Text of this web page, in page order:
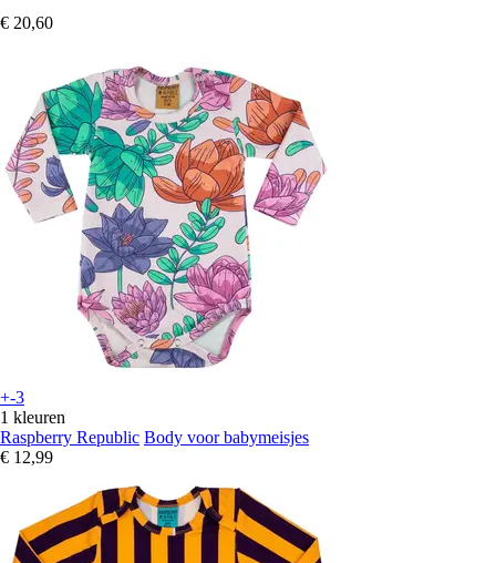
€ 20,60
+-3
1 kleuren
Raspberry Republic Body voor babymeisjes
€ 12,99